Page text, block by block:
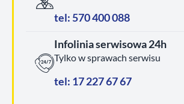
tel: 570 400 088
Infolinia serwisowa 24h
Tylko w sprawach serwisu
tel: 17 227 67 67